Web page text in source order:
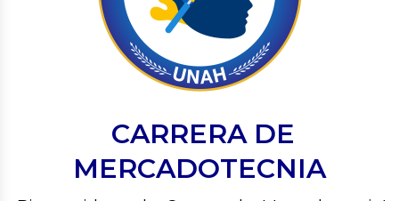
CARRERA DE
MERCADOTECNIA